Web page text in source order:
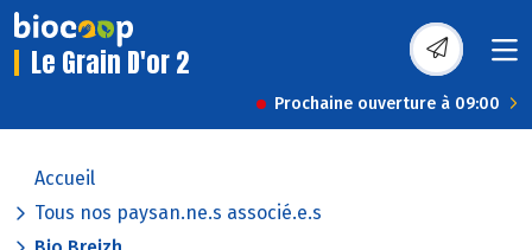
Le Grain D'or 2
Prochaine ouverture à 09:00
Accueil
Tous nos paysan.ne.s associé.e.s